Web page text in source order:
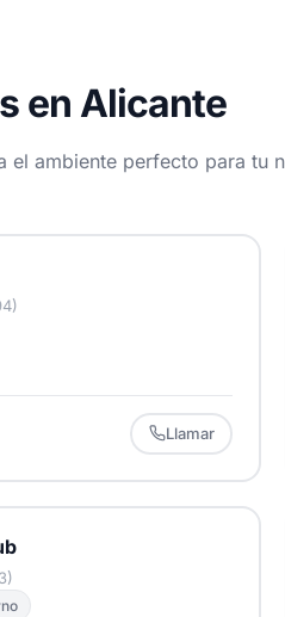
en Alicante
ambiente perfecto para tu
Llamar